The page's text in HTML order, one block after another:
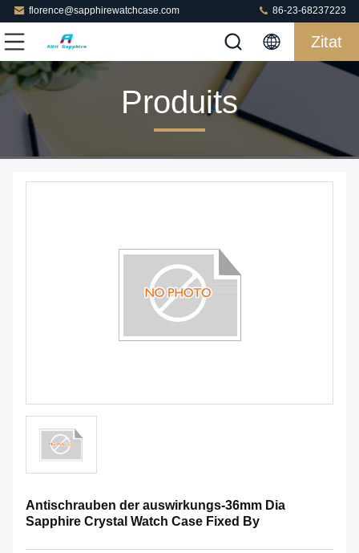
florence@sapphirewatchcase.com 86-23-68237223
Zitat
Produits
Antischrauben der auswirkungs-36mm Dia
Sapphire Crystal Watch Case Fixed By